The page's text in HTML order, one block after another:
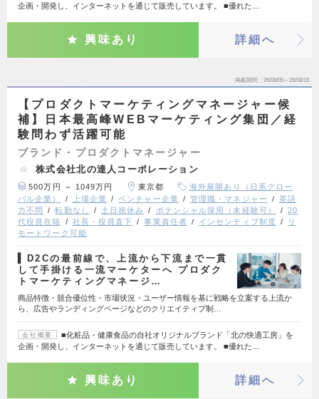
企画・開発し、インターネットを通じて販売しています。 ■優れた…
興味あり 詳細へ
掲載期間 26/08/05～26/08/18
【プロダクトマーケティングマネージャー候
補】日本最高峰WEBマーケティング集団／経
験問わず活躍可能
ブランド・プロダクトマネージャー
株式会社北の達人コーポレーション
500万円 ～ 1049万円 東京都
海外展開あり（日系グロー
バル企業）
上場企業 ベンチャー企業 管理職・マネジャー
英語
力不問
転勤なし 土日祝休み ポテンシャル採用（未経験可）
20
代役員在籍
社長・役員直下 事業責任者 インセンティブ制度
リ
モートワーク可能
▍D2Cの最前線で、上流から下流まで一貫
して手掛ける一流マーケターへ プロダク
トマーケティングマネージ…
商品特徴・競合優位性・市場状況・ユーザー情報を基に戦略を立案する上流か
ら、広告やランディングページなどのクリエイティブ制…
会社概要
■化粧品・健康食品の自社オリジナルブランド「北の快適工房」を
企画・開発し、インターネットを通じて販売しています。 ■優れた…
興味あり 詳細へ